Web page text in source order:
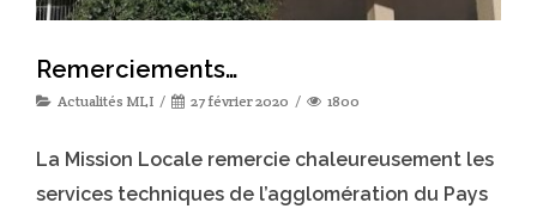
Remerciements…
Actualités MLI 27 février 2020 1800
La Mission Locale remercie chaleureusement les
services techniques de l’agglomération du Pays